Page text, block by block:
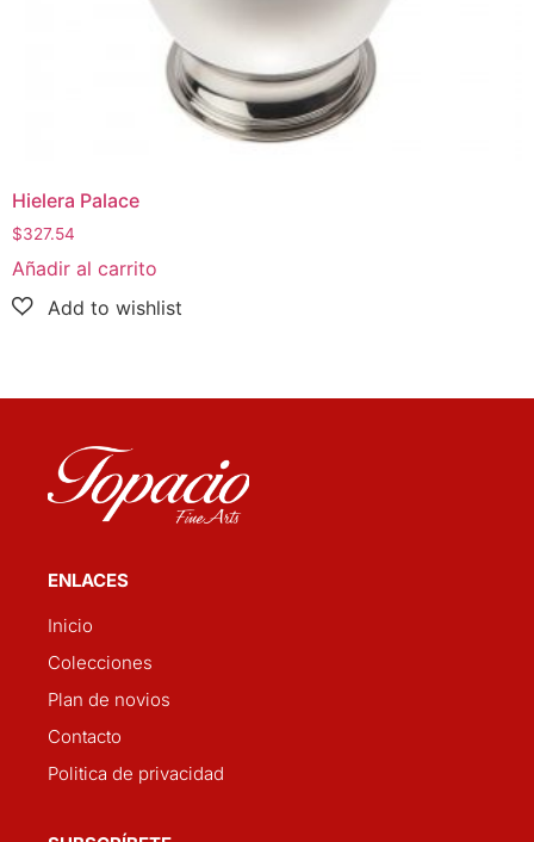
Hielera Palace
$327.54
Añadir al carrito
ENLACES
Inicio
Colecciones
Plan de novios
Contacto
Politica de privacidad